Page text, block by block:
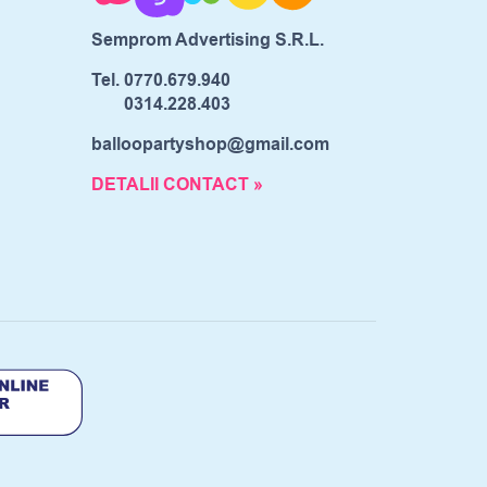
Semprom Advertising S.R.L.
Tel.0770.679.940
0314.228.403
balloopartyshop@gmail.com
DETALII CONTACT »